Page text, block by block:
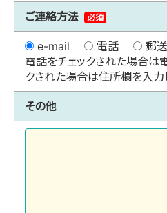
ご連絡方法 必須
e-mail 電話
郵送
電話をチェックされた場合は
クされた場合は住所欄を入力
その他